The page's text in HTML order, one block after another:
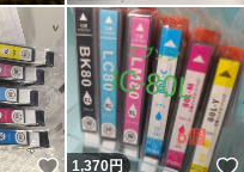
いいね！
1,370円